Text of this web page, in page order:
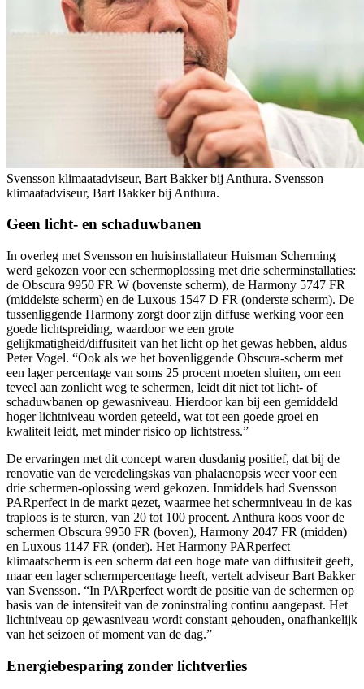
Svensson klimaatadviseur, Bart Bakker bij Anthura. Svensson
klimaatadviseur, Bart Bakker bij Anthura.
Geen licht- en schaduwbanen
In overleg met Svensson en huisinstallateur Huisman Scherming
werd gekozen voor een schermoplossing met drie scherminstallaties:
de Obscura 9950 FR W (bovenste scherm), de Harmony 5747 FR
(middelste scherm) en de Luxous 1547 D FR (onderste scherm). De
tussenliggende Harmony zorgt door zijn diffuse werking voor een
goede lichtspreiding, waardoor we een grote
gelijkmatigheid/diffusiteit van het licht op het gewas hebben, aldus
Peter Vogel. “Ook als we het bovenliggende Obscura-scherm met
een lager percentage van soms 25 procent moeten sluiten, om een
teveel aan zonlicht weg te schermen, leidt dit niet tot licht- of
schaduwbanen op gewasniveau. Hierdoor kan bij een gemiddeld
hoger lichtniveau worden geteeld, wat tot een goede groei en
kwaliteit leidt, met minder risico op lichtstress.”
De ervaringen met dit concept waren dusdanig positief, dat bij de
renovatie van de veredelingskas van phalaenopsis weer voor een
drie schermen-oplossing werd gekozen. Inmiddels had Svensson
PARperfect in de markt gezet, waarmee het schermniveau in de kas
traploos is te sturen, van 20 tot 100 procent. Anthura koos voor de
schermen Obscura 9950 FR (boven), Harmony 2047 FR (midden)
en Luxous 1147 FR (onder). Het Harmony PARperfect
klimaatscherm is een scherm dat een hoge mate van diffusiteit geeft,
maar een lager schermpercentage heeft, vertelt adviseur Bart Bakker
van Svensson. “In PARperfect wordt de positie van de schermen op
basis van de intensiteit van de zoninstraling continu aangepast. Het
lichtniveau op gewasniveau wordt constant gehouden, onafhankelijk
van het seizoen of moment van de dag.”
Energiebesparing zonder lichtverlies